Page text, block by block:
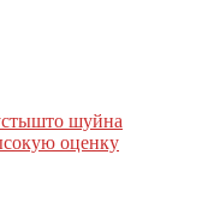
шуйна
оценку